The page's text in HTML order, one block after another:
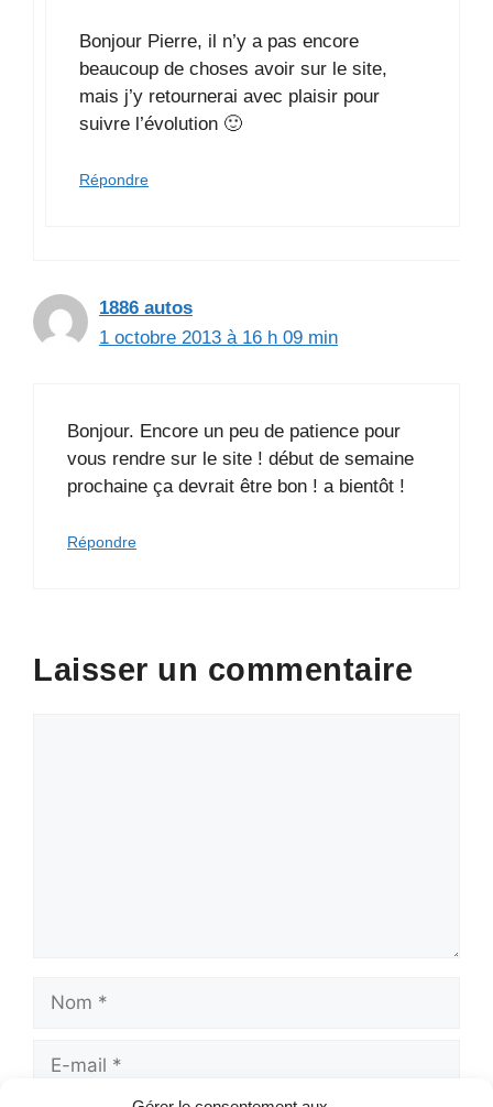
Bonjour Pierre, il n’y a pas encore
beaucoup de choses avoir sur le site,
mais j’y retournerai avec plaisir pour
suivre l’évolution 🙂
Répondre
1886 autos
1 octobre 2013 à 16 h 09 min
Bonjour. Encore un peu de patience pour
vous rendre sur le site ! début de semaine
prochaine ça devrait être bon ! a bientôt !
Répondre
Laisser un commentaire